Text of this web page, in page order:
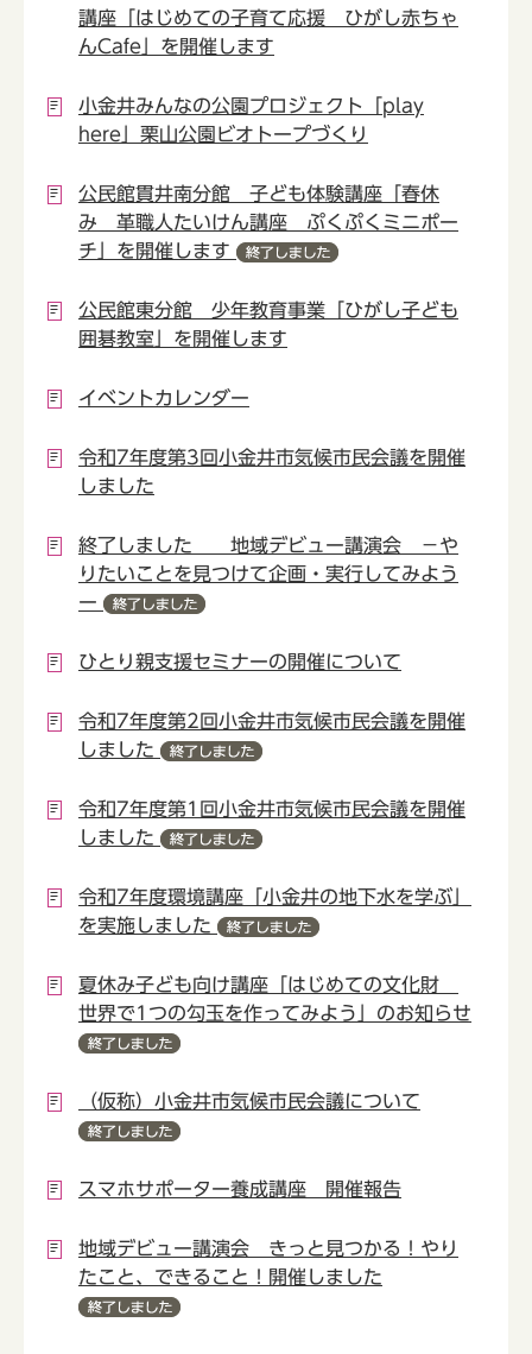
講座「はじめての子育て応援 ひがし赤ちゃ
んCafe」を開催します
小金井みんなの公園プロジェクト「play
here」栗山公園ビオトープづくり
公民館貫井南分館 子ども体験講座「春休
み 革職人たいけん講座 ぷくぷくミニポー
チ」を開催します
公民館東分館 少年教育事業「ひがし子ども
囲碁教室」を開催します
イベントカレンダー
令和7年度第3回小金井市気候市民会議を開催
しました
終了しました 地域デビュー講演会 －や
りたいことを見つけて企画・実行してみよう
ー
ひとり親支援セミナーの開催について
令和7年度第2回小金井市気候市民会議を開催
しました
令和7年度第1回小金井市気候市民会議を開催
しました
令和7年度環境講座「小金井の地下水を学ぶ」
を実施しました
夏休み子ども向け講座「はじめての文化財
世界で1つの勾玉を作ってみよう」のお知らせ
（仮称）小金井市気候市民会議について
スマホサポーター養成講座 開催報告
地域デビュー講演会 きっと見つかる！やり
たこと、できること！開催しました